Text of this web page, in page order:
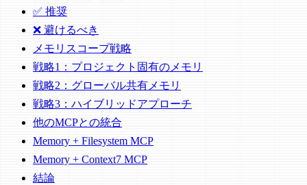
✅ 推奨
❌ 避けるべき
メモリスコープ戦略
戦略1：プロジェクト固有のメモリ
戦略2：グローバル共有メモリ
戦略3：ハイブリッドアプローチ
他のMCPとの統合
Memory + Filesystem MCP
Memory + Context7 MCP
結論